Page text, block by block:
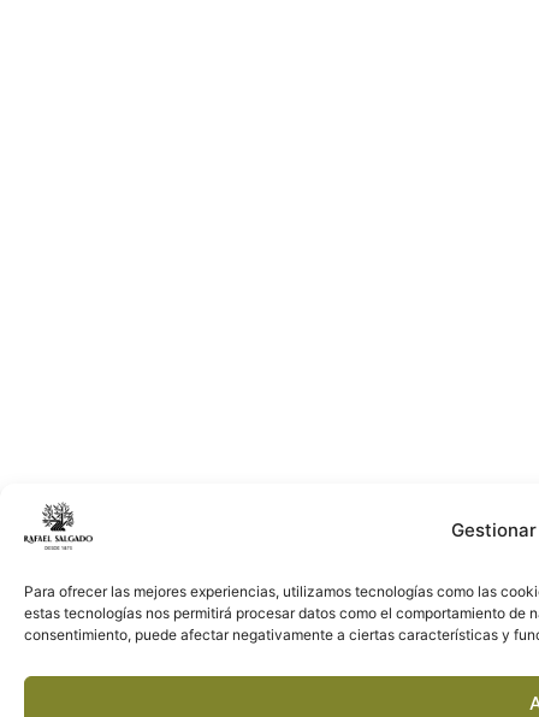
Para ofrecer las mejores experiencias, utilizamos tecnologías como las
estas tecnologías nos permitirá procesar datos como el comportamiento
consentimiento, puede afectar negativamente a ciertas características y